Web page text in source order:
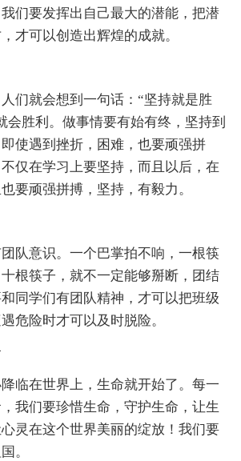
们要发挥出自己最大的潜能，把潜
才可以创造出辉煌的成就。
们就会想到一句话：“坚持就是胜
会胜利。做事情要有始有终，坚持到
使遇到挫折，困难，也要顽强拼
仅在学习上要坚持，而且以后，在
要顽强拼搏，坚持，有毅力。
队意识。一个巴掌拍不响，一根筷
根筷子，就不一定能够掰断，团结
同学们有团队精神，才可以把班级
危险时才可以及时脱险。
临在世界上，生命就开始了。每一
我们要珍惜生命，守护生命，让生
灵在这个世界美丽的绽放！我们要
。